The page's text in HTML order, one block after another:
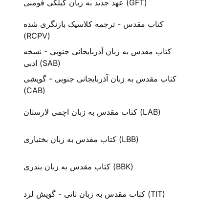
عهد جدید به زبان گیلکی فومنی (GFT)
کتاب مقدس - ترجمه کلاسیک بازنگری شده
(RCPV)
کتاب مقدس به زبان آذربایجانی جنوبی - نسخه
ادبی (SAB)
کتاب مقدس به زبان آذربایجانی جنوبی - گویشی
(CAB)
کتاب مقدس به زبان اچمی لارستان (LAB)
کتاب مقدس به زبان بختیاری (LBB)
کتاب مقدس به زبان بندری (BBK)
کتاب مقدس به زبان تاتی - گویش لرد (TIT)